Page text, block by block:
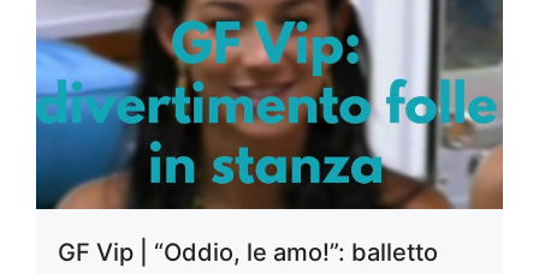
GF Vip | “Oddio, le amo!”: balletto